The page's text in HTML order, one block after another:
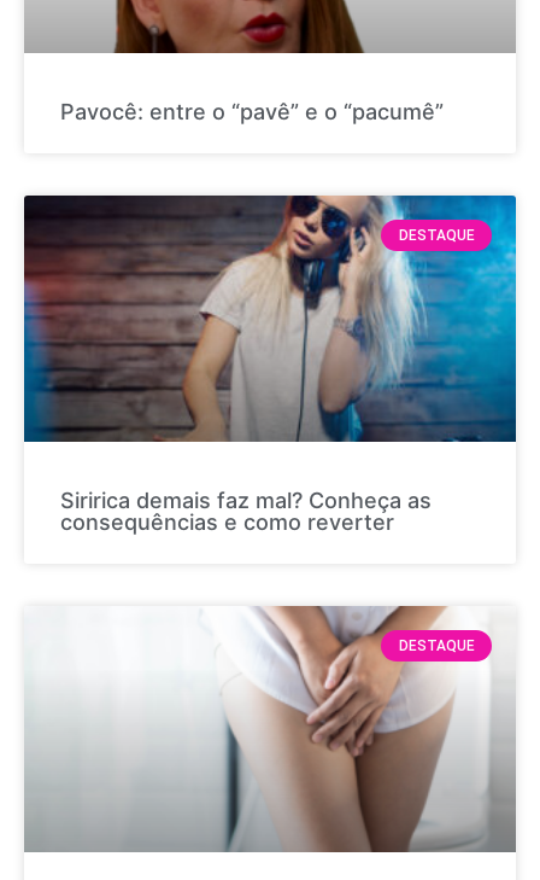
Pavocê: entre o “pavê” e o “pacumê”
DESTAQUE
Siririca demais faz mal? Conheça as
consequências e como reverter
DESTAQUE